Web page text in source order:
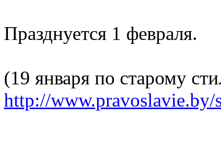
Празднуется 1 февраля.
(19 января по старому
http://www.pravoslavie.by/